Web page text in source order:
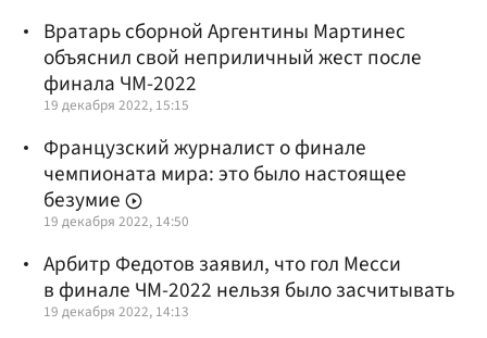
Вратарь сборной Аргентины Мартинес
объяснил свой неприличный жест после
финала ЧМ-2022
19 декабря 2022, 15:15
Французский журналист о финале
чемпионата мира: это было настоящее
безумие
19 декабря 2022, 14:50
Арбитр Федотов заявил, что гол Месси
в финале ЧМ-2022 нельзя было засчитывать
19 декабря 2022, 14:13